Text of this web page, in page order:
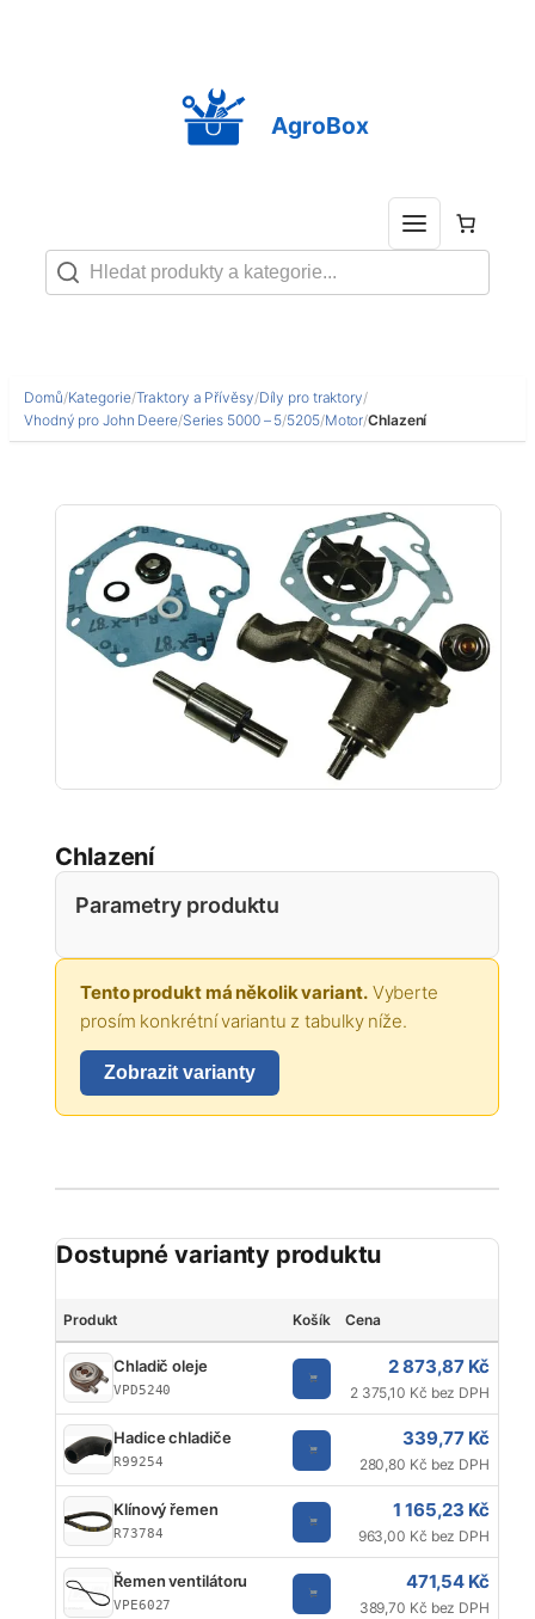
AgroBox
Domů/Kategorie/Traktory a Přívěsy/Díly pro traktory/
Vhodný pro John Deere/Series 5000 – 5/5205/Motor/Chlazení
Chlazení
Parametry produktu
Tento produkt má několik variant.Vyberte
prosím konkrétní variantu z tabulky níže.
Zobrazit varianty
Dostupné varianty produktu
Produkt Košík Cena
Chladič oleje
VPD5240
2 873,87 Kč
2 375,10 Kč bez DPH
Hadice chladiče
R99254
339,77 Kč
280,80 Kč bez DPH
Klínový řemen
R73784
1 165,23 Kč
963,00 Kč bez DPH
Řemen ventilátoru
VPE6027
471,54 Kč
389,70 Kč bez DPH